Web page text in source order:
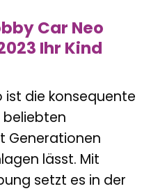
Car Neo
Ihr Kind
ist die konsequente
Generationen
lässt. Mit
setzt es in der